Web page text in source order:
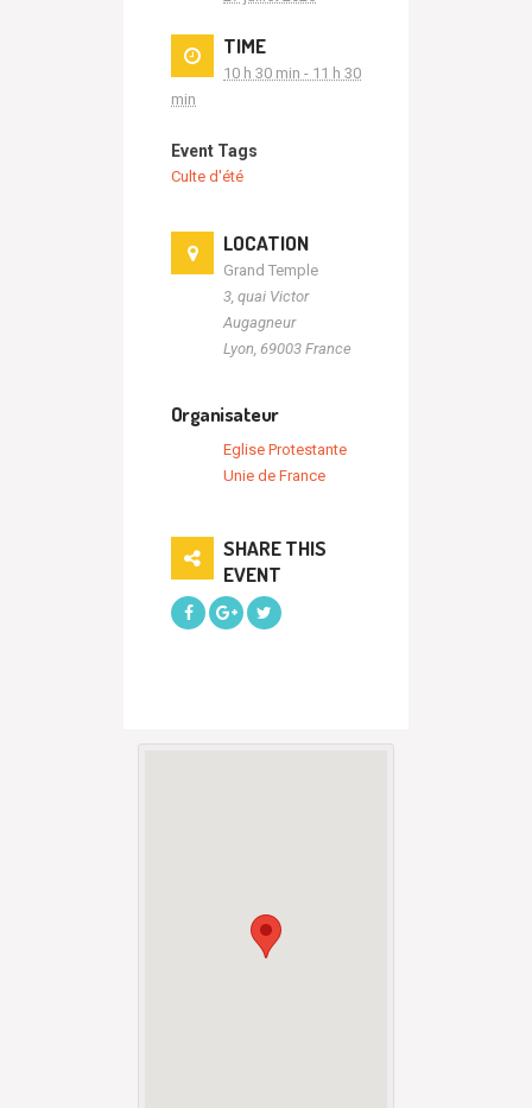
TIME
10 h 30 min - 11 h 30
min
Event Tags
Culte d'été
LOCATION
Grand Temple
3, quai Victor
Augagneur
Lyon 69003 France
Organisateur
Eglise Protestante
Unie de France
SHARE THIS
EVENT